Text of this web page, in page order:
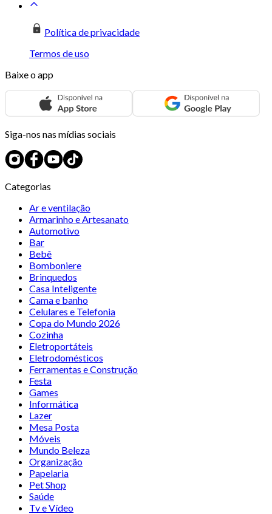
Política de privacidade
Termos de uso
Baixe o app
Siga-nos nas mídias sociais
Categorias
Ar e ventilação
Armarinho e Artesanato
Automotivo
Bar
Bebê
Bomboniere
Brinquedos
Casa Inteligente
Cama e banho
Celulares e Telefonia
Copa do Mundo 2026
Cozinha
Eletroportáteis
Eletrodomésticos
Ferramentas e Construção
Festa
Games
Informática
Lazer
Mesa Posta
Móveis
Mundo Beleza
Organização
Papelaria
Pet Shop
Saúde
Tv e Vídeo